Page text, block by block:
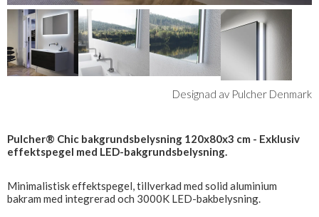
Designad av Pulcher Denmark
Pulcher® Chic bakgrundsbelysning 120x80x3 cm - Exklusiv
effektspegel med LED-bakgrundsbelysning.
Minimalistisk effektspegel, tillverkad med solid aluminium
bakram med integrerad och 3000K LED-bakbelysning.